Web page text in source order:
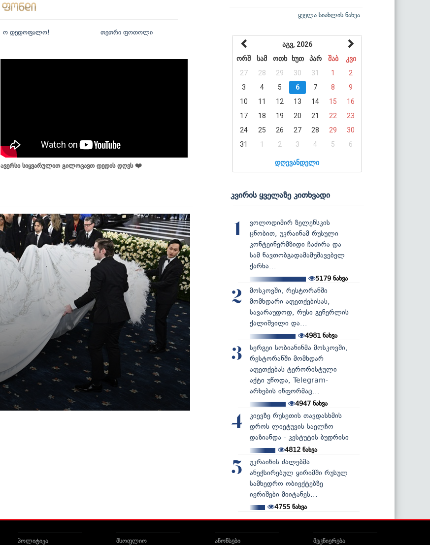
ო დედოფალო! თეთრი ფოთოლი
ავერსი სიყვარულით გილოცავთ დედის დღეს ❤️
ყველა სიახლის ნახვა
აგვ, 2026
ორშ
სამ ოთხ ხუთ პარ შაბ
კვი
27
28 29 30 31 1
2
3
4 5 6 7 8
9
10
11 12 13 14 15
16
17
18 19 20 21 22
23
24
25 26 27 28 29
30
31
1 2 3 4 5 6
დღევანდელი
კვირის ყველაზე კითხვადი
1
ვოლოდიმირ ზელენსკის
ცნობით, უკრაინამ რუსული
კონტეინერმზიდი ჩაძირა და
სამ ნავთობგადამამუშავებელ
ქარხა...
5179 ნახვა
2
მოსკოვში, რესტორანში
მომხდარი აფეთქებისას,
სავარაუდოდ, რუსი გენერლის
ქალიშვილი და...
4981 ნახვა
3
სერგეი სობიანინმა მოსკოვში,
რესტორანში მომხდარ
აფეთქებას ტერორისტული
აქტი უწოდა, Telegram-
არხების ინფორმაც...
4947ნახვა
4
კიევზე რუსეთის თავდასხმის
დროს ლიეტუვის საელჩო
დაზიანდა - კესტუტის ბუდრისი
4812ნახვა
5
უკრაინის ძალებმა
ანექსირებულ ყირიმში რუსულ
სამხედრო ობიექტებზე
იერიშები მიიტანეს...
4755 ნახვა
პოლიტიკა მსოფლიო ანონსები მეცნიერება